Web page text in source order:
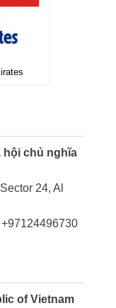
chủ nghĩa
24, Al
of Vietnam